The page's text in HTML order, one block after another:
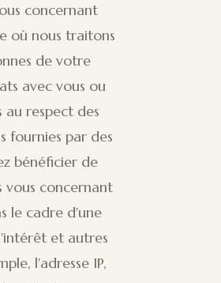
concernant
où nous traitons
de votre
avec vous ou
respect des
fournies par des
bénéficier de
vous concernant
le cadre d'une
et autres
l'adresse IP,